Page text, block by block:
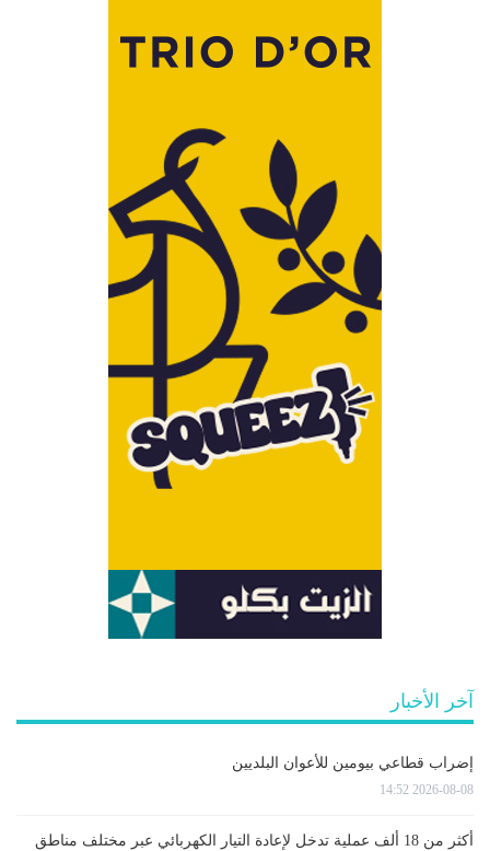
آخر الأخبار
إضراب قطاعي بيومين للأعوان البلديين
2026-08-08 14:52
أكثر من 18 ألف عملية تدخل لإعادة التيار الكهربائي عبر مختلف مناطق